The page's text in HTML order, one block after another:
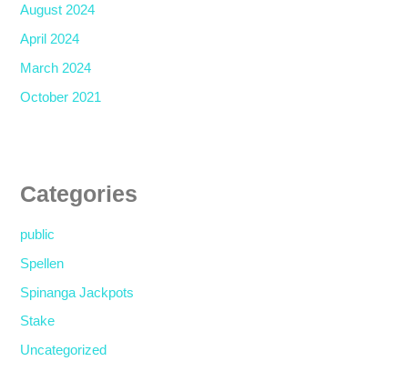
August 2024
April 2024
March 2024
October 2021
Categories
public
Spellen
Spinanga Jackpots
Stake
Uncategorized